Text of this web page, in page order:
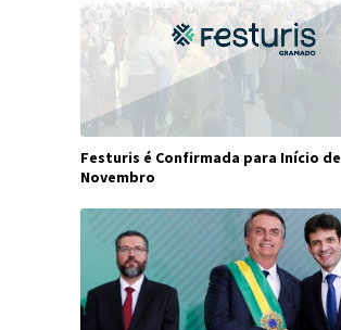
Festuris é Confirmada para Início de
Novembro